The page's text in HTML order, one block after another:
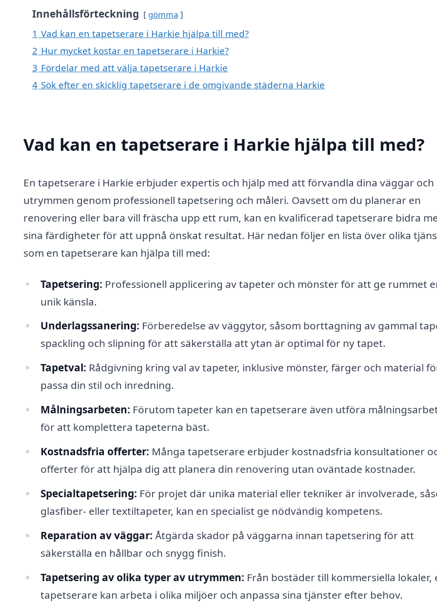
Innehållsförteckning gömma
1 Vad kan en tapetserare i Harkie hjälpa till med?
2 Hur mycket kostar en tapetserare i Harkie?
3 Fördelar med att välja tapetserare i Harkie
4 Sök efter en skicklig tapetserare i de omgivande städerna Harkie
Vad kan en tapetserare i Harkie hjälpa till med?
En tapetserare i Harkie erbjuder expertis och hjälp med att förvandla dina väggar och
utrymmen genom professionell tapetsering och måleri. Oavsett om du planerar en
renovering eller bara vill fräscha upp ett rum, kan en kvalificerad tapetserare bidra
sina färdigheter för att uppnå önskat resultat. Här nedan följer en lista över olika
som en tapetserare kan hjälpa till med:
Tapetsering: Professionell applicering av tapeter och mönster för att ge rummet
unik känsla.
Underlagssanering: Förberedelse av väggytor, såsom borttagning av gammal
spackling och slipning för att säkerställa att ytan är optimal för ny tapet.
Tapetval: Rådgivning kring val av tapeter, inklusive mönster, färger och material
passa din stil och inredning.
Målningsarbeten: Förutom tapeter kan en tapetserare även utföra
för att komplettera tapeterna bäst.
Kostnadsfria offerter: Många tapetserare erbjuder kostnadsfria konsultationer
offerter för att hjälpa dig att planera din renovering utan oväntade kostnader.
Specialtapetsering: För projet där unika material eller tekniker är involverade,
glasfiber- eller textiltapeter, kan en specialist ge nödvändig kompetens.
Reparation av väggar: Åtgärda skador på väggarna innan tapetsering för att
säkerställa en hållbar och snygg finish.
Tapetsering av olika typer av utrymmen: Från bostäder till kommersiella lokaler,
tapetserare kan arbeta i olika miljöer och anpassa sina tjänster efter behov.